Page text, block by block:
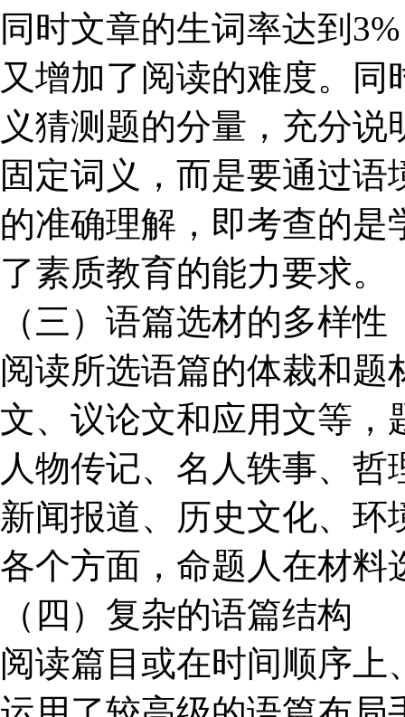
同时文章的生词率达到
又增加了阅读的难度。
义猜测题的分量，充分
固定词义，而是要通过
的准确理解，即考查的
了素质教育的能力要求。
（三）语篇选材的多样性
阅读所选语篇的体裁和
文、议论文和应用文等，
人物传记、名人轶事、
新闻报道、历史文化、
各个方面，命题人在材料
（四）复杂的语篇结构
阅读篇目或在时间顺序